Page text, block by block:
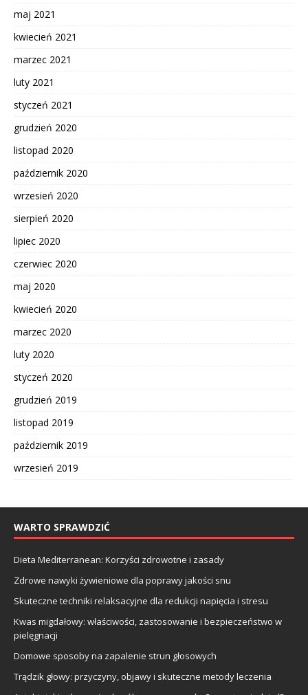
maj 2021
kwiecień 2021
marzec 2021
luty 2021
styczeń 2021
grudzień 2020
listopad 2020
październik 2020
wrzesień 2020
sierpień 2020
lipiec 2020
czerwiec 2020
maj 2020
kwiecień 2020
marzec 2020
luty 2020
styczeń 2020
grudzień 2019
listopad 2019
październik 2019
wrzesień 2019
WARTO SPRAWDZIĆ
Dieta Mediterranean: Korzyści zdrowotne i zasady
Zdrowe nawyki żywieniowe dla poprawy jakości snu
Skuteczne techniki relaksacyjne dla redukcji napięcia i stresu
Kwas migdałowy: właściwości, zastosowanie i bezpieczeństwo w
pielęgnacji
Domowe sposoby na zapalenie strun głosowych
Trądzik głowy: przyczyny, objawy i skuteczne metody leczenia